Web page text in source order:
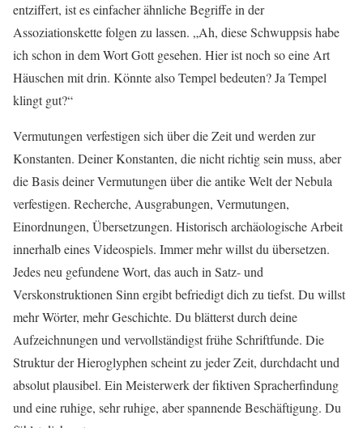
entziffert, ist es einfacher ähnliche Begriffe in der
Assoziationskette folgen zu lassen. „Ah, diese Schwuppsis habe
ich schon in dem Wort Gott gesehen. Hier ist noch so eine Art
Häuschen mit drin. Könnte also Tempel bedeuten? Ja Tempel
klingt gut?“
Vermutungen verfestigen sich über die Zeit und werden zur
Konstanten. Deiner Konstanten, die nicht richtig sein muss, aber
die Basis deiner Vermutungen über die antike Welt der Nebula
verfestigen. Recherche, Ausgrabungen, Vermutungen,
Einordnungen, Übersetzungen. Historisch archäologische Arbeit
innerhalb eines Videospiels. Immer mehr willst du übersetzen.
Jedes neu gefundene Wort, das auch in Satz- und
Verskonstruktionen Sinn ergibt befriedigt dich zu tiefst. Du willst
mehr Wörter, mehr Geschichte. Du blätterst durch deine
Aufzeichnungen und vervollständigst frühe Schriftfunde. Die
Struktur der Hieroglyphen scheint zu jeder Zeit, durchdacht und
absolut plausibel. Ein Meisterwerk der fiktiven Spracherfindung
und eine ruhige, sehr ruhige, aber spannende Beschäftigung. Du